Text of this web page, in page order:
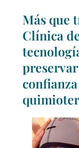
Más que
Clínica